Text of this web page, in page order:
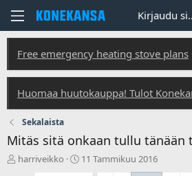
Free emergency heating stove plans
Huomaa huutokauppa! Tulot
Sekalaista
Mitäs sitä onkaan tullu tänään
V
harriveikko
A11 Tammikuu 2016